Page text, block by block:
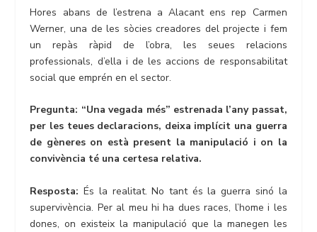
Hores abans de l’estrena a Alacant ens rep Carmen
Werner, una de les sòcies creadores del projecte i fem
un repàs ràpid de l’obra, les seues relacions
professionals, d’ella i de les accions de responsabilitat
social que emprén en el sector.
Pregunta: “Una vegada més” estrenada l’any passat,
per les teues declaracions, deixa implícit una guerra
de gèneres on està present la manipulació i on la
convivència té una certesa relativa.
Resposta: És la realitat. No tant és la guerra sinó la
supervivència. Per al meu hi ha dues races, l’home i les
dones, on existeix la manipulació que la manegen les